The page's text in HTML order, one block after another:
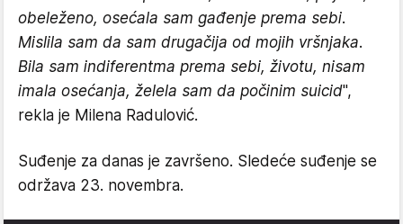
obeleženo, osećala sam gađenje prema sebi.
Mislila sam da sam drugačija od mojih vršnjaka.
Bila sam indiferentma prema sebi, životu, nisam
imala osećanja, želela sam da počinim suicid",
rekla je Milena Radulović.
Suđenje za danas je završeno. Sledeće suđenje se
održava 23. novembra.